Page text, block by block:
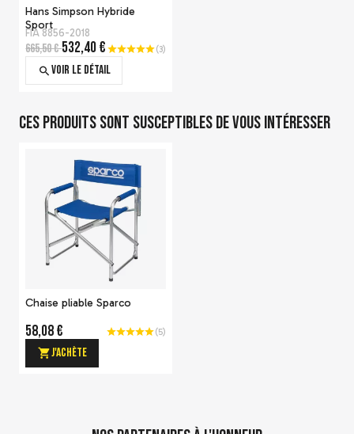
Voir le détail
Chaussettes OMP
homologuées FIA
FIA 8856-2000
30,25 €
Voir le détail
Hans Simpson Hybride
Sport
FIA 8856-2018
665,50 €532,40 € (3)
Voir le détail
Ces produits sont susceptibles de vous intéresser
Chaise pliable Sparco
58,08 € (5)
J'achète